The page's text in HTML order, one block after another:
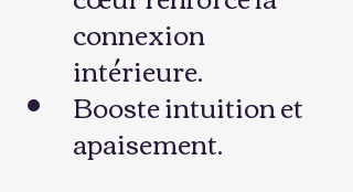
connexion
intérieure.
Booste intuition et
apaisement.